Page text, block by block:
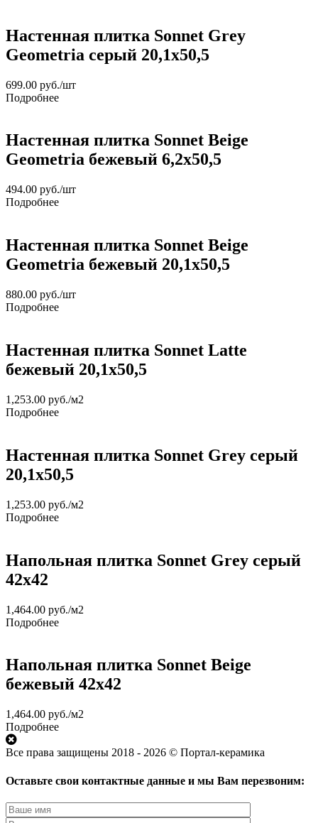
Настенная плитка Sonnet Grey
Geometria серый 20,1х50,5
699.00 руб./шт
Подробнее
Настенная плитка Sonnet Beige
Geometria бежевый 6,2х50,5
494.00 руб./шт
Подробнее
Настенная плитка Sonnet Beige
Geometria бежевый 20,1х50,5
880.00 руб./шт
Подробнее
Настенная плитка Sonnet Latte
бежевый 20,1х50,5
1,253.00 руб./м2
Подробнее
Настенная плитка Sonnet Grey серый
20,1х50,5
1,253.00 руб./м2
Подробнее
Напольная плитка Sonnet Grey серый
42х42
1,464.00 руб./м2
Подробнее
Напольная плитка Sonnet Beige
бежевый 42х42
1,464.00 руб./м2
Подробнее
Все права защищены 2018 - 2026 © Портал-керамика
Оставьте свои контактные данные и мы Вам перезвоним: